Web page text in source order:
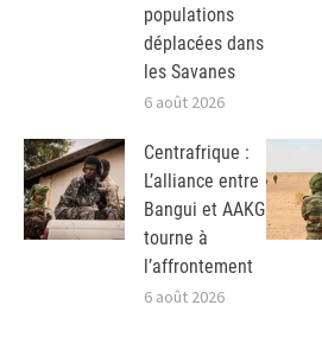
populations
déplacées dans
les Savanes
6 août 2026
Centrafrique :
L’alliance entre
Bangui et AAKG
tourne à
l’affrontement
6 août 2026